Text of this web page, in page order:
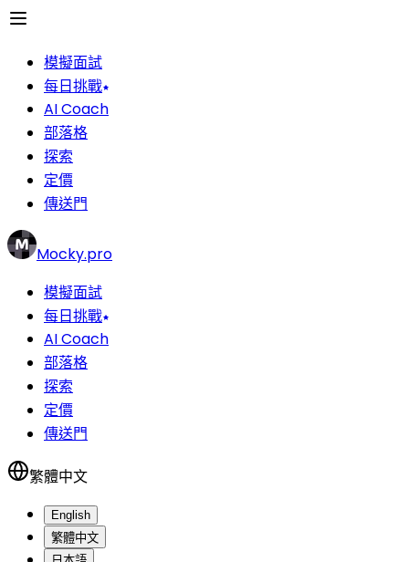
模擬面試
每日挑戰
AI Coach
部落格
探索
定價
傳送門
Mocky.pro
模擬面試
每日挑戰
AI Coach
部落格
探索
定價
傳送門
繁體中文
English
繁體中文